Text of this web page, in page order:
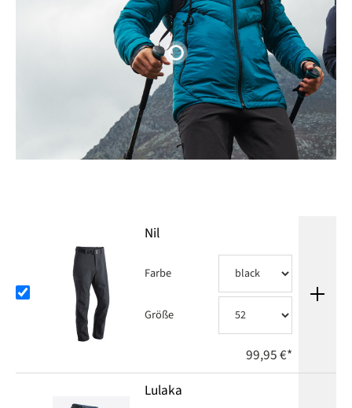
Nil
Farbe
Größe
99,95 €*
Lulaka